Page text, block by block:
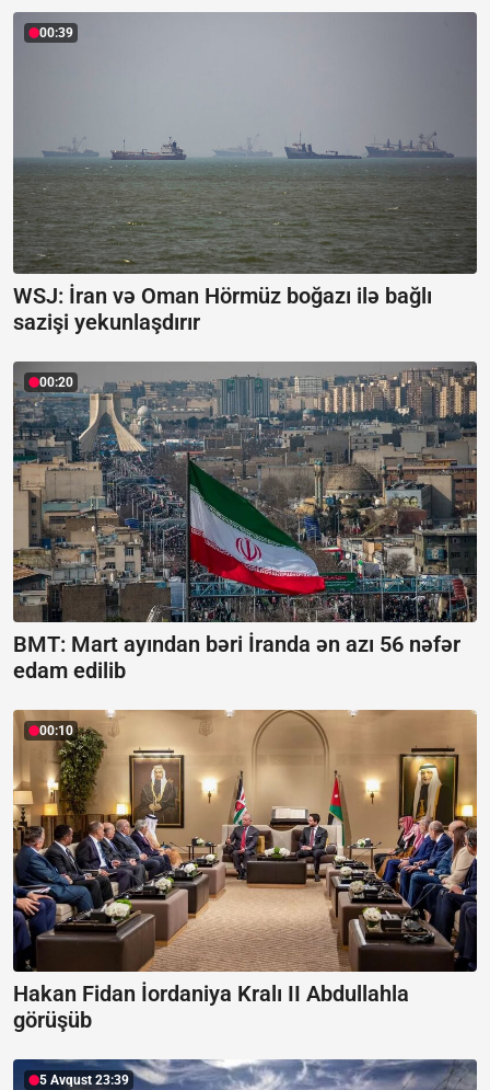
00:39
WSJ: İran və Oman Hörmüz boğazı ilə bağlı
sazişi yekunlaşdırır
00:20
BMT: Mart ayından bəri İranda ən azı 56 nəfər
edam edilib
00:10
Hakan Fidan İordaniya Kralı II Abdullahla
görüşüb
5 Avqust 23:39